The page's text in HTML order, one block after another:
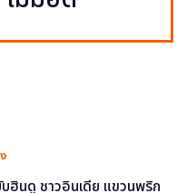
ฮินดู ชาวอินเดีย แขวนพริก